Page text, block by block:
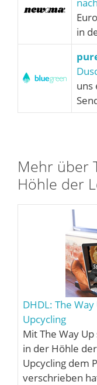
in
uns
Mehr über
Höhle der
DHDL: The
Upcycling
Mit The Way
in der Höhle
Upcycling dem
verschrieben